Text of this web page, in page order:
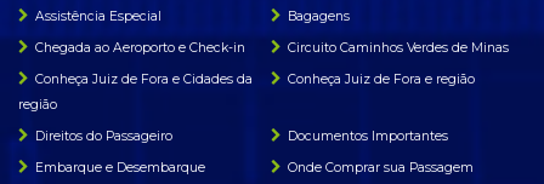
Assistência Especial
Bagagens
Chegada ao Aeroporto e Check-in
Circuito Caminhos Verdes de Minas
Conheça Juiz de Fora e Cidades da
região
Conheça Juiz de Fora e região
Direitos do Passageiro
Documentos Importantes
Embarque e Desembarque
Onde Comprar sua Passagem